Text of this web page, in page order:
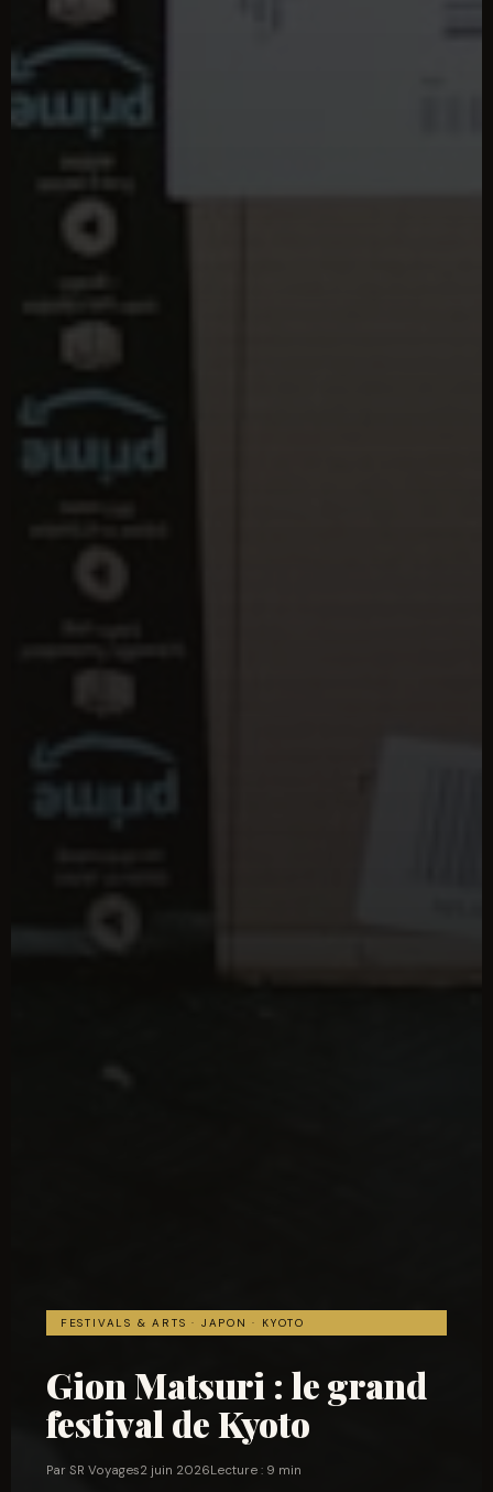
FESTIVALS & ARTS · JAPON · KYOTO
Gion Matsuri : le grand
festival de Kyoto
Par SR Voyages2 juin 2026Lecture : 9 min